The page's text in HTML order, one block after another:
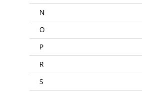
N
O
P
R
S